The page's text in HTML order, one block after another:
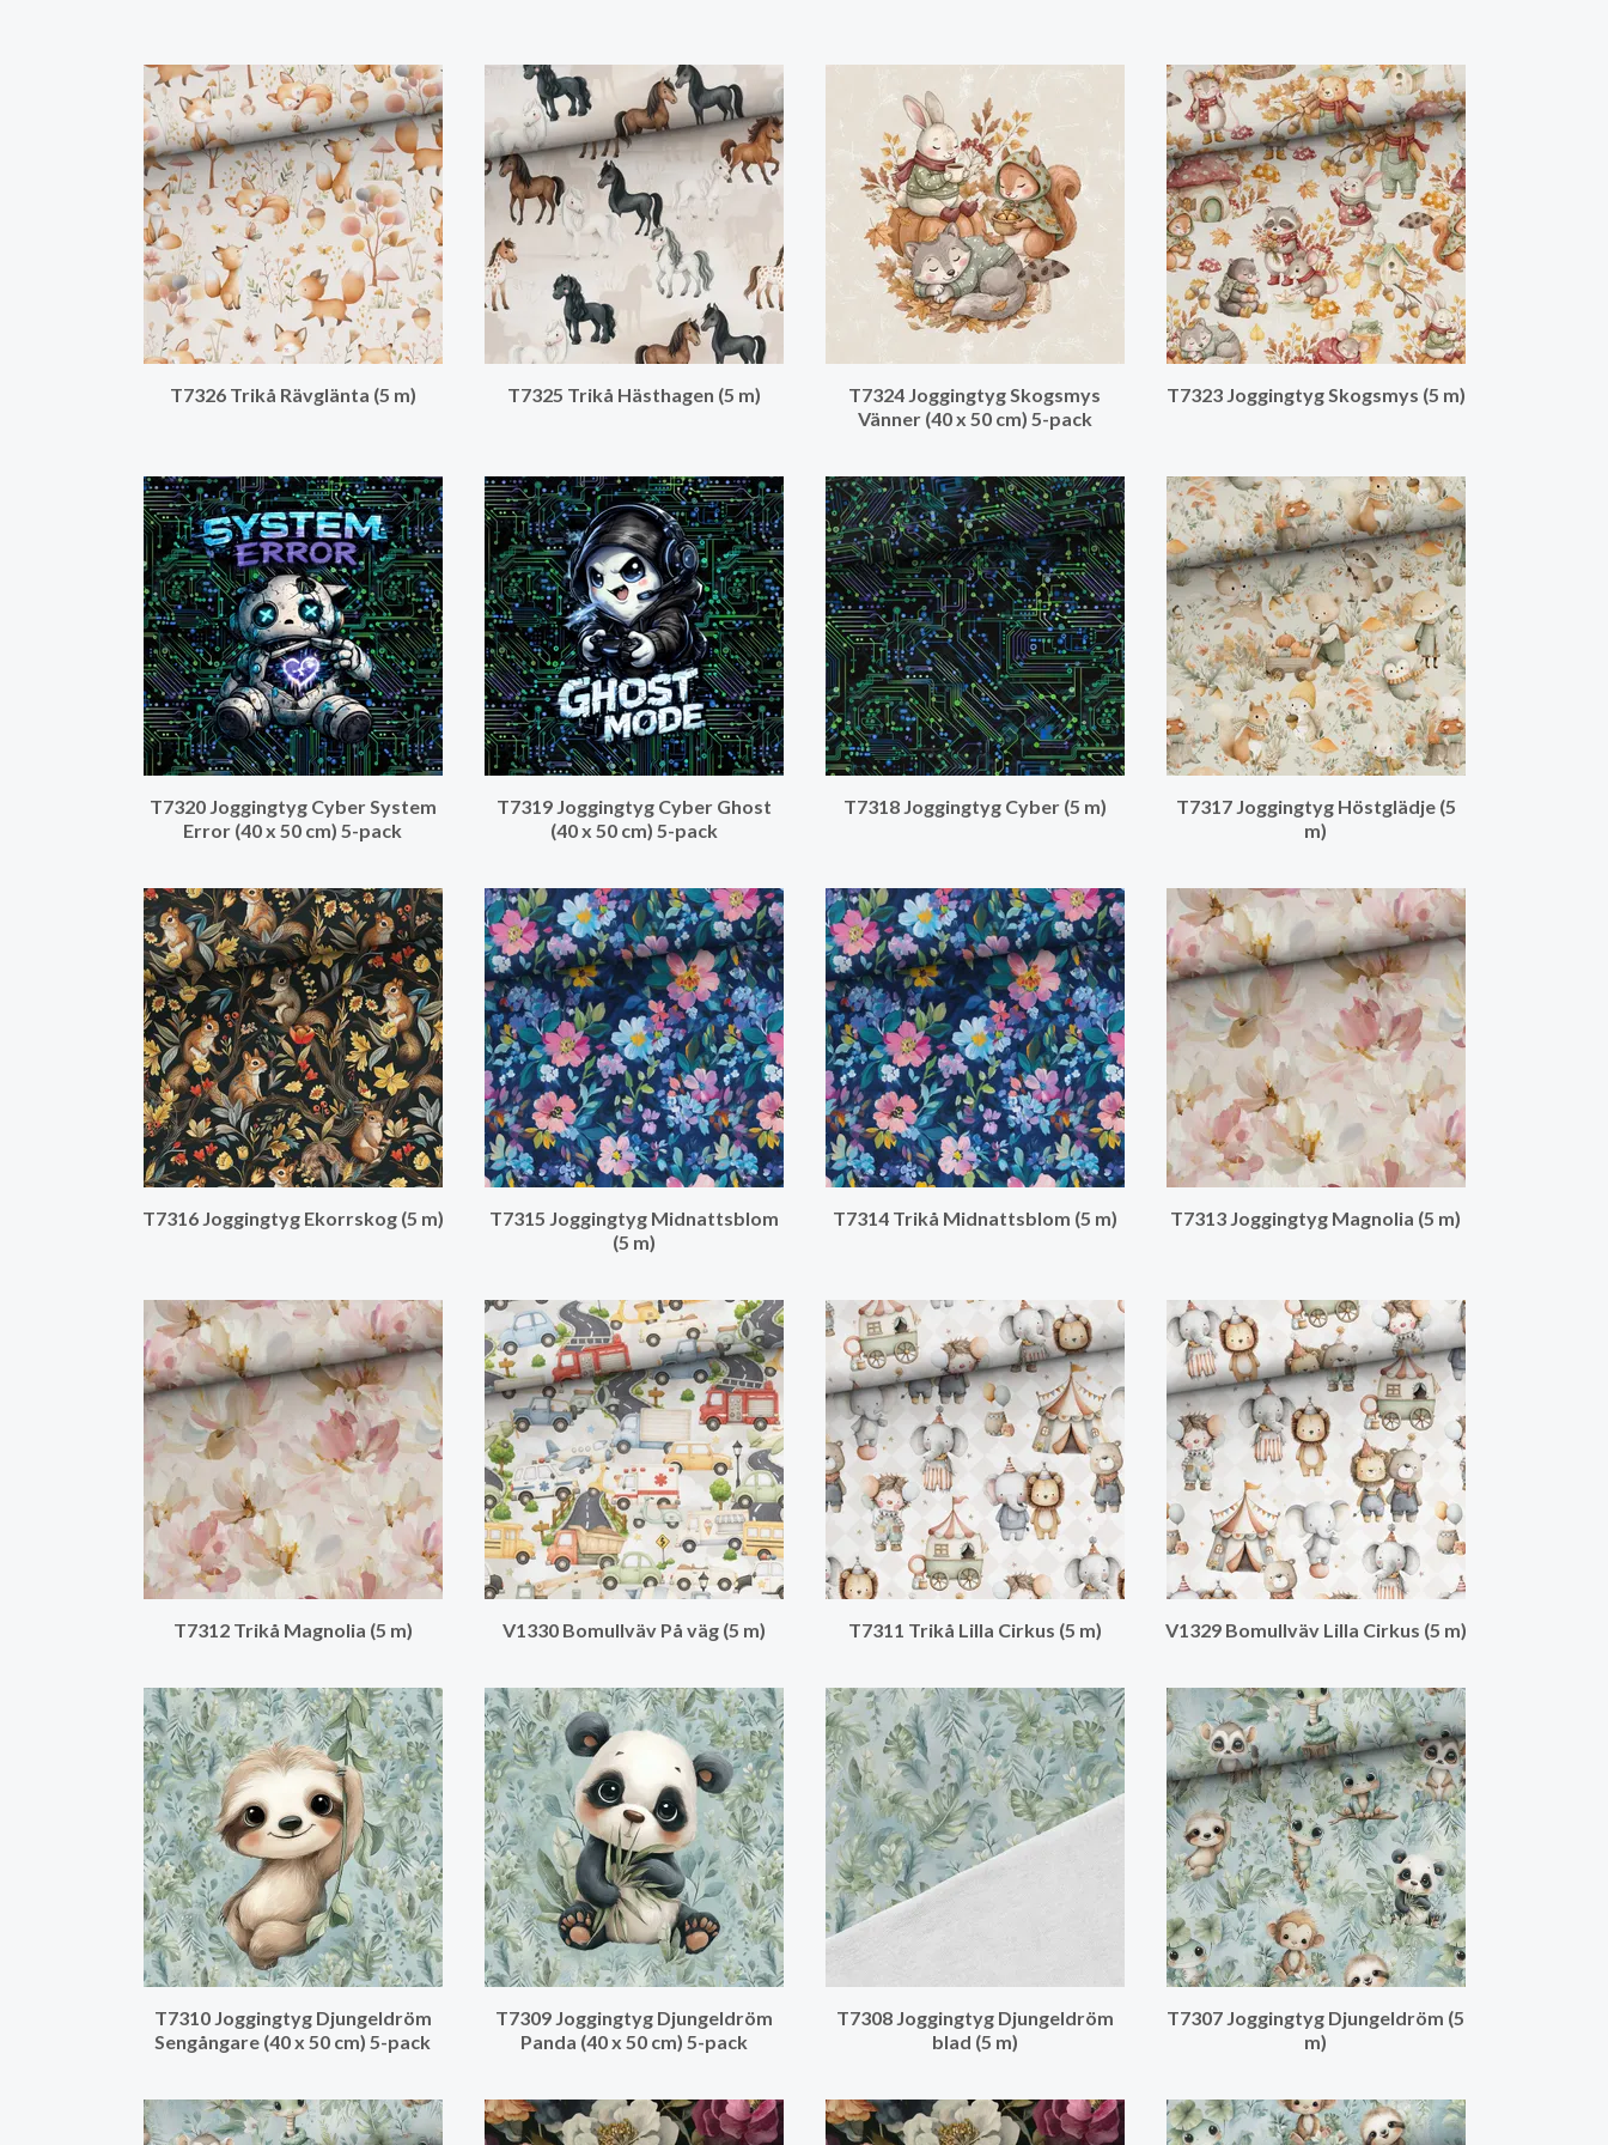
T7326 Trikå Rävglänta (5 m) T7325 Trikå Hästhagen (5 m)
T7324 Joggingtyg Skogsmys
Vänner (40 x 50 cm) 5-pack
T7323 Joggingtyg Skogsmys (5 m)
T7320 Joggingtyg Cyber System
Error (40 x 50 cm) 5-pack
T7319 Joggingtyg Cyber Ghost
(40 x 50 cm) 5-pack
T7318 Joggingtyg Cyber (5 m)
T7317 Joggingtyg Höstglädje (5
m)
T7316 Joggingtyg Ekorrskog (5 m)
T7315 Joggingtyg Midnattsblom
(5 m)
T7314 Trikå Midnattsblom (5 m) T7313 Joggingtyg Magnolia (5 m)
T7312 Trikå Magnolia (5 m) V1330 Bomullväv På väg (5 m) T7311 Trikå Lilla Cirkus (5 m) V1329 Bomullväv Lilla Cirkus (5 m)
T7310 Joggingtyg Djungeldröm
Sengångare (40 x 50 cm) 5-pack
T7309 Joggingtyg Djungeldröm
Panda (40 x 50 cm) 5-pack
T7308 Joggingtyg Djungeldröm
blad (5 m)
T7307 Joggingtyg Djungeldröm (5
m)